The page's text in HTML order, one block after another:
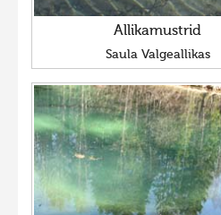
Allikamustrid
Saula Valgeallikas